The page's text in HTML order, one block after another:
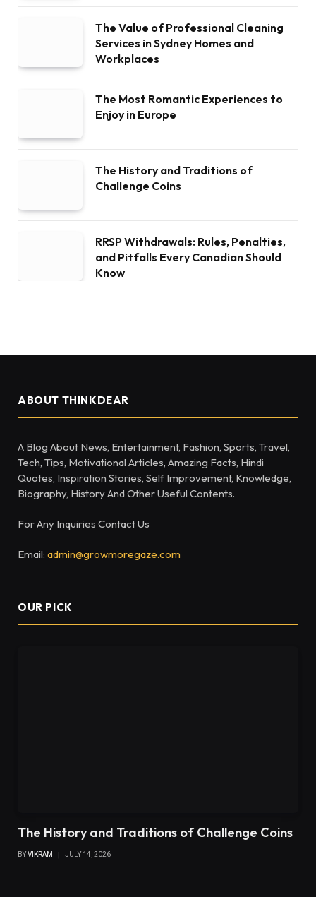
The Value of Professional Cleaning
Services in Sydney Homes and
Workplaces
The Most Romantic Experiences to
Enjoy in Europe
The History and Traditions of
Challenge Coins
RRSP Withdrawals: Rules, Penalties,
and Pitfalls Every Canadian Should
Know
ABOUT THINKDEAR
A Blog About News, Entertainment, Fashion, Sports, Travel,
Tech, Tips, Motivational Articles, Amazing Facts, Hindi
Quotes, Inspiration Stories, Self Improvement, Knowledge,
Biography, History And Other Useful Contents.
For Any Inquiries Contact Us
Email: admin@growmoregaze.com
OUR PICK
The History and Traditions of Challenge Coins
BYVIKRAM JULY 14, 2026